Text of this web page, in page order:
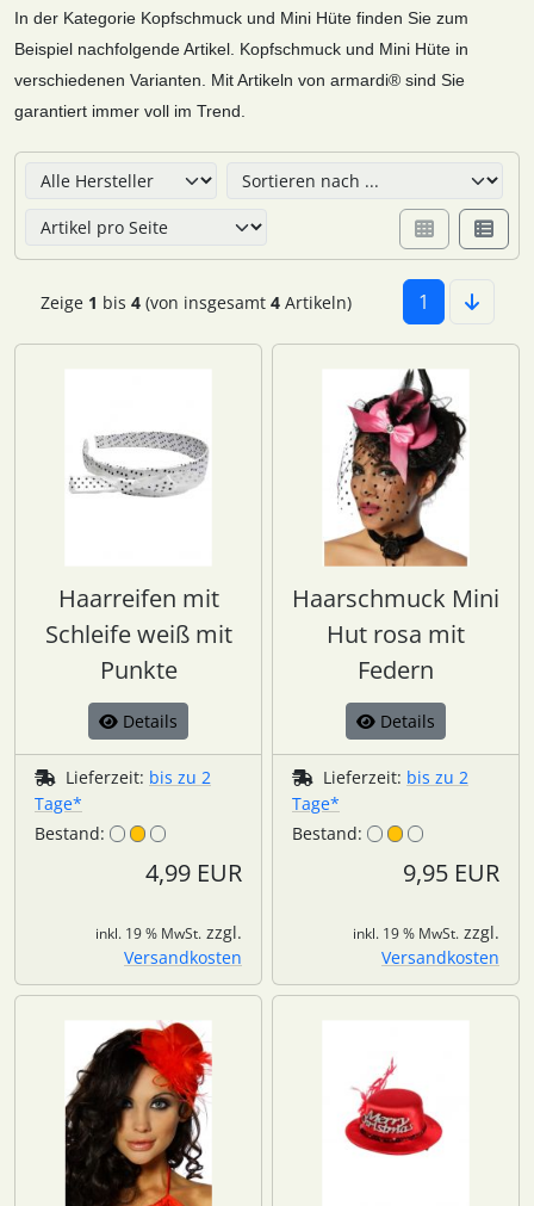
In der Kategorie Kopfschmuck und Mini Hüte finden Sie zum
Beispiel nachfolgende Artikel. Kopfschmuck und Mini Hüte in
verschiedenen Varianten. Mit Artikeln von armardi® sind Sie
garantiert immer voll im Trend.
Zeige 1 bis 4(von insgesamt 4Artikeln) 1
Haarreifen mit
Schleife weiß mit
Punkte
Details
Lieferzeit: bis zu 2
Tage*
Bestand:
4,99 EUR
inkl. 19 % MwSt. zzgl.
Versandkosten
Haarschmuck Mini
Hut rosa mit
Federn
Details
Lieferzeit: bis zu 2
Tage*
Bestand:
9,95 EUR
inkl. 19 % MwSt. zzgl.
Versandkosten